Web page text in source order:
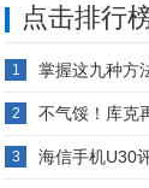
点击排行
1 掌握这九种方
2 不气馁！库克
3 海信手机U30